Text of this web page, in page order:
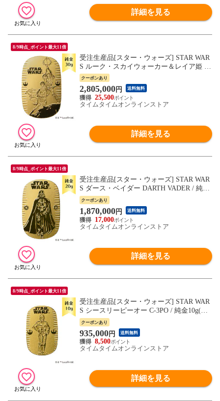
詳細を見る
8/9時点_ポイント最大11倍
受注生産品[スター・ウォーズ] STAR WAR
S ルーク・スカイウォーカー＆レイア姫 Lu
ke＆Leia / 純金30g(約64×40mm)小判 JKBDS
323 ナガホリ
クーポンあり
2,805,000円 送料無料
25,500
タイムタイムオンラインストア
詳細を見る
8/9時点_ポイント最大11倍
受注生産品[スター・ウォーズ] STAR WAR
S ダース・ベイダー DARTH VADER / 純金
20g(約54×35mm)小判 JKBDS322 ナガホリ
クーポンあり
1,870,000円 送料無料
17,000
タイムタイムオンラインストア
詳細を見る
8/9時点_ポイント最大11倍
受注生産品[スター・ウォーズ] STAR WAR
S シースリーピーオー C-3PO / 純金10g(約4
0×25mm)小判 JKBDS321 ナガホリ
クーポンあり
935,000円 送料無料
8,500
タイムタイムオンラインストア
詳細を見る